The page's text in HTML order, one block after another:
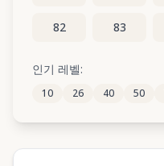
82 83
87
92 93
인기 레벨:
10 26 40 50